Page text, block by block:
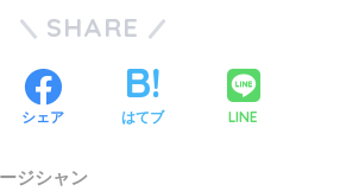
SHARE
シェア はてブ LINE
ジシャン